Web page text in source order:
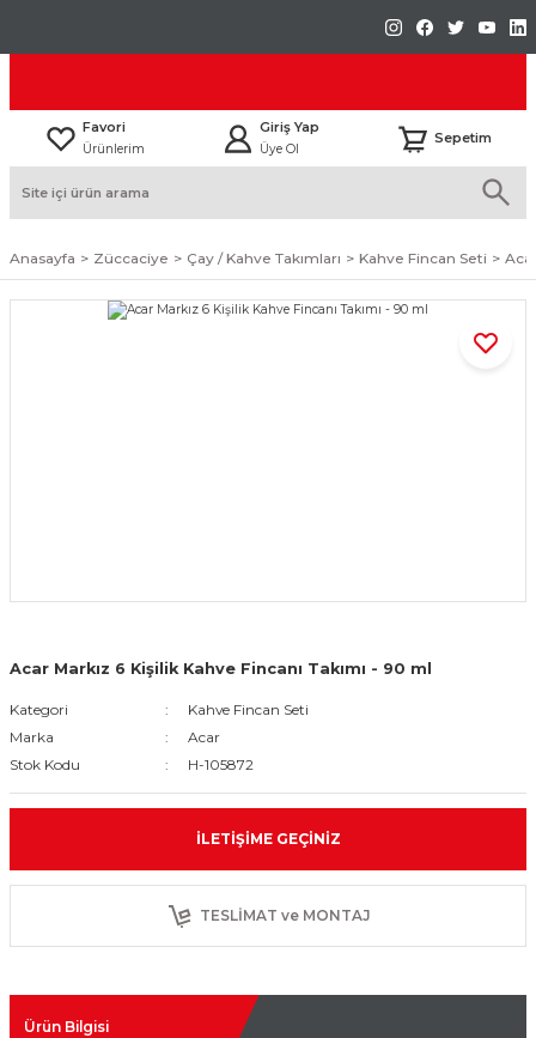
Favori
Ürünlerim
Giriş Yap
Üye Ol
Sepetim
Anasayfa Züccaciye Çay / Kahve Takımları Kahve Fincan Seti
Acar Markız 6 Kişilik Kahve Fincanı Takımı - 90 ml
Kategori
Kahve Fincan Seti
Marka
Acar
Stok Kodu
H-105872
İLETIŞIME GEÇINIZ
TESLİMAT ve MONTAJ
Ürün Bilgisi